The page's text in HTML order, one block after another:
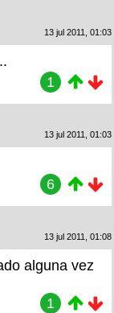
13 jul 2011, 01:03
1
13 jul 2011, 01:03
6
13 jul 2011, 01:08
alguna vez
1